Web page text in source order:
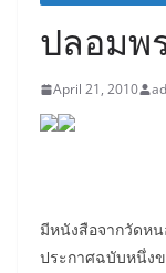
ปลอมพ
April 21, 2010
มีหนังสือจากวัดห
ประกาศฉบับหนึ่ง